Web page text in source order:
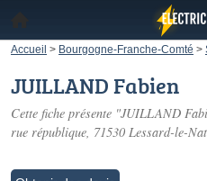
Accueil > Bourgogne-Franche-Comté >
JUILLAND Fabien
Cette fiche présente "JUILLAND
rue république, 71530 Lessard-le-